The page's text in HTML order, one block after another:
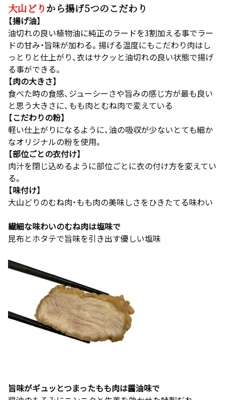
大山どりから揚げ5つのこだわり
【揚げ油】
油切れの良い植物油に純正のラードを3割加える事でラー
ドの甘み・旨味が加わる。揚げる温度にもこだわり肉はし
っとりと仕上がり、衣はサクッと油切れの良い状態で揚げ
る事ができる。
【肉の大きさ】
食べた時の食感、ジューシーさや旨みの感じ方が最も良い
と思う大きさに、もも肉とむね肉で変えている
【こだわりの粉】
軽い仕上がりになるように、油の吸収が少ないとても細か
なオリジナルの粉を使用。
【部位ごとの衣付け】
肉汁を閉じ込めるように部位ごとに衣の付け方を変えてい
る。
【味付け】
大山どりのむね肉・もも肉の美味しさをひきたてる味わい
繊細な味わいのむね肉は塩味で
昆布とホタテで旨味を引き出す優しい塩味
旨味がギュッとつまったもも肉は醤油味で